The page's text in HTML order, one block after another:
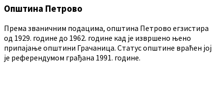
Општина Петрово
Према званичним подацима, општина Петрово егзистира
од 1929. године до 1962. године кад је извршено њено
припајање општини Грачаница. Статус општине враћен јој
је референдумом грађана 1991. године.